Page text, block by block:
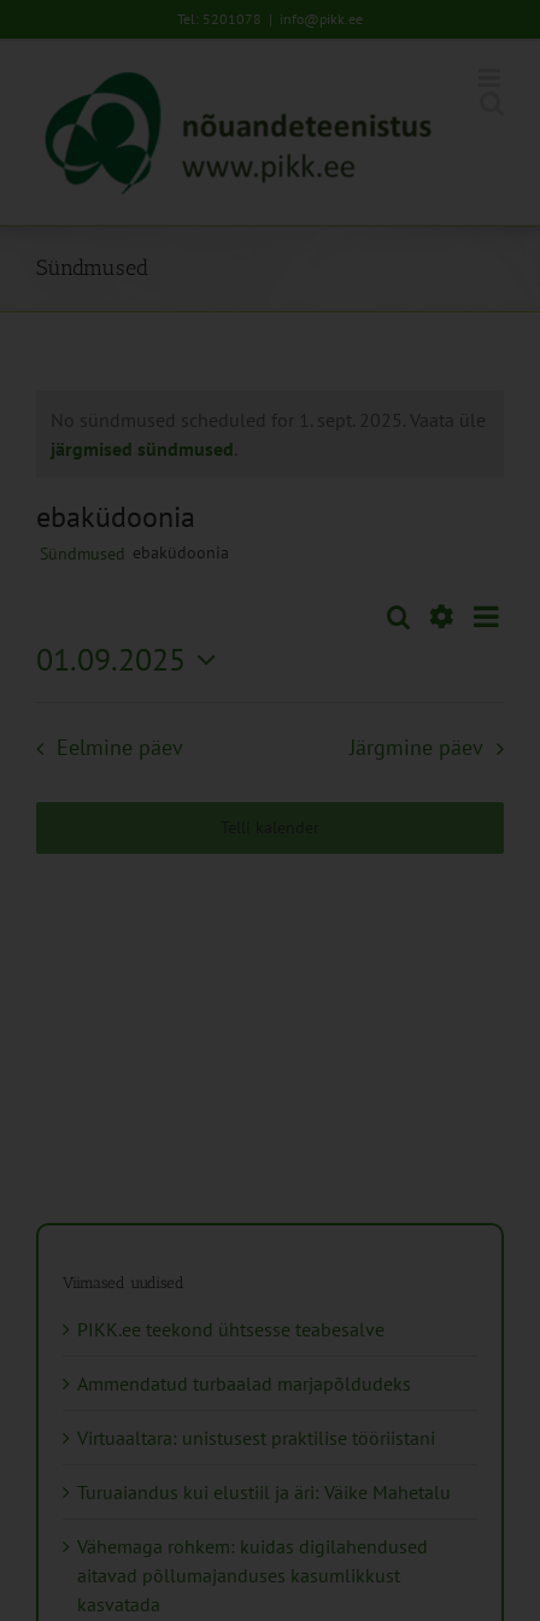
to
Tel: 5201078 | info@pikk.ee
Sündmused
No sündmused scheduled for 1. sept. 2025. Vaata üle
järgmised sündmused
ebaküdoonia
Sündmused ebaküdoonia
Sündmused
Navigation
Otsi Päev
01.09.2025
Eelmine päev Järgmine päev
Viimased uudised
PIKK.ee teekond ühtsesse teabesalve
Ammendatud turbaalad marjapõldudeks
Virtuaaltara: unistusest praktilise tööriistani
Turuaiandus kui elustiil ja äri: Väike Mahetalu
Vähemaga rohkem: kuidas digilahendused
aitavad põllumajanduses kasumlikkust
kasvatada